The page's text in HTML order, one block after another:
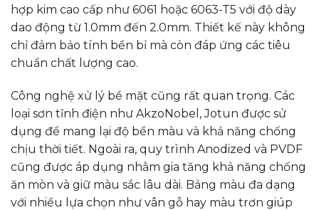
hợp kim cao cấp như 6061 hoặc 6063-T5 với độ dày
dao động từ 1.0mm đến 2.0mm. Thiết kế này không
chỉ đảm bảo tính bền bỉ mà còn đáp ứng các tiêu
chuẩn chất lượng cao.
Công nghệ xử lý bề mặt cũng rất quan trọng. Các
loại sơn tĩnh điện như AkzoNobel, Jotun được sử
dụng để mang lại độ bền màu và khả năng chống
chịu thời tiết. Ngoài ra, quy trình Anodized và PVDF
cũng được áp dụng nhằm gia tăng khả năng chống
ăn mòn và giữ màu sắc lâu dài. Bảng màu đa dạng
với nhiều lựa chọn như vân gỗ hay màu trơn giúp